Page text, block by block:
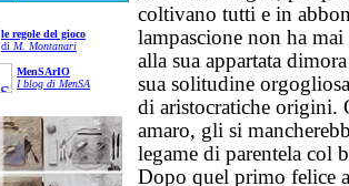
le regole del gioco
di M. Montanari
MenSArIO
I blog di MenSA
coltivano tutti e in
lampascione non ha
alla sua appartata
sua solitudine
di aristocratiche origini.
amaro, gli si
legame di parentela col
Dopo quel primo felice